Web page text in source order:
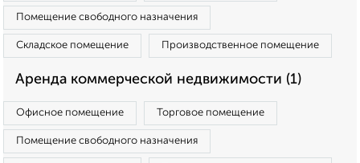
Помещение свободного назначения
Складское помещение Производственное помещение
Аренда коммерческой недвижимости (1)
Офисное помещение Торговое помещение
Помещение свободного назначения